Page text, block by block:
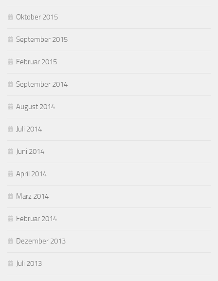
Oktober 2015
September 2015
Februar 2015
September 2014
August 2014
Juli 2014
Juni 2014
April 2014
März 2014
Februar 2014
Dezember 2013
Juli 2013